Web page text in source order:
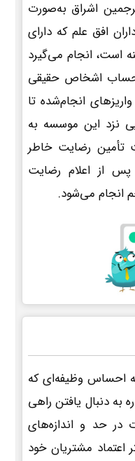
اشراق به‌صورت
افق علم که دارای
است، انجام می‌گیرد
اشخاص حقیقی
انجام‌شده تا
نزد این موسسه به
تأمین رضایت خاطر
پس از اعلام رضایت
انجام می‌شود.
احساس وظیفه‌ای که
به دنبال یافتن راهی
در حد و اندازه‌های
اعتماد مشتریان خود